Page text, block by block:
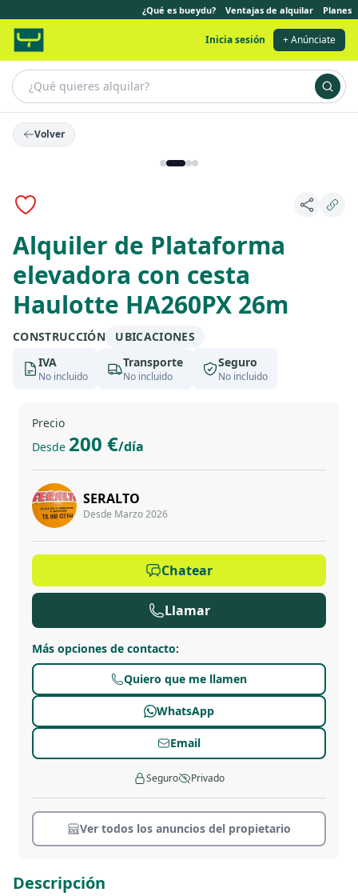
¿Qué es bueydu? Ventajas de alquilar Planes
Inicia sesión + Anúnciate
Volver
Alquiler de Plataforma
elevadora con cesta
Haulotte HA260PX 26m
CONSTRUCCIÓN
UBICACIONES
IVA
No incluido
Transporte
No incluido
Seguro
No incluido
Descripción
Precio
Desde 200 €/día
SERALTO
Desde Marzo 2026
Chatear
Llamar
Más opciones de contacto:
Quiero que me llamen
WhatsApp
Email
Seguro Privado
Ver todos los anuncios del propietario